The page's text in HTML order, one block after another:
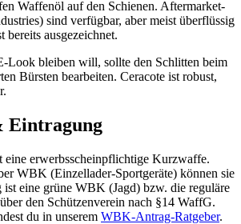
Waffenöl auf den Schienen. Aftermarket-
sind verfügbar, aber meist überflüssig
bereits ausgezeichnet.
Look bleiben will, sollte den Schlitten beim
Bürsten bearbeiten. Ceracote ist robust,
Eintragung
erwerbsscheinpflichtige Kurzwaffe.
WBK (Einzellader-Sportgeräte) können sie
ist eine grüne WBK (Jagd) bzw. die reguläre
den Schützenverein nach §14 WaffG.
du in unserem WBK-Antrag-Ratgeber.